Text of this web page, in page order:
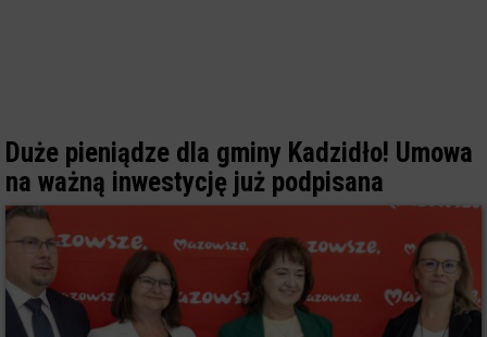
Duże pieniądze dla gminy Kadzidło! Umowa
na ważną inwestycję już podpisana